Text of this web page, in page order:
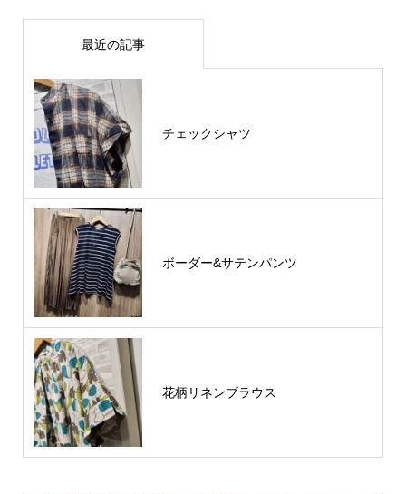
最近の記事
チェックシャツ
ボーダー&サテンパンツ
花柄リネンブラウス